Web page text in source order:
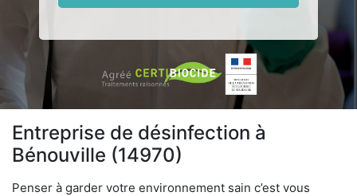
Entreprise de désinfection à
Bénouville (14970)
Penser à garder votre environnement sain c’est vous